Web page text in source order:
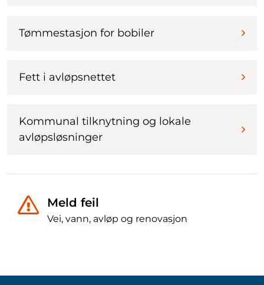
Tømmestasjon for bobiler
Fett i avløpsnettet
Kommunal tilknytning og lokale
avløpsløsninger
Meld feil
Vei, vann, avløp og renovasjon